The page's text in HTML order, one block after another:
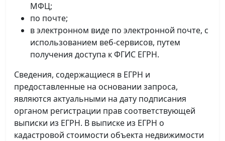
МФЦ;
по почте;
в электронном виде по электронной почте, с
использованием веб-сервисов, путем
получения доступа к ФГИС ЕГРН.
Сведения, содержащиеся в ЕГРН и
предоставленные на основании запроса,
являются актуальными на дату подписания
органом регистрации прав соответствующей
выписки из ЕГРН. В выписке из ЕГРН о
кадастровой стоимости объекта недвижимости